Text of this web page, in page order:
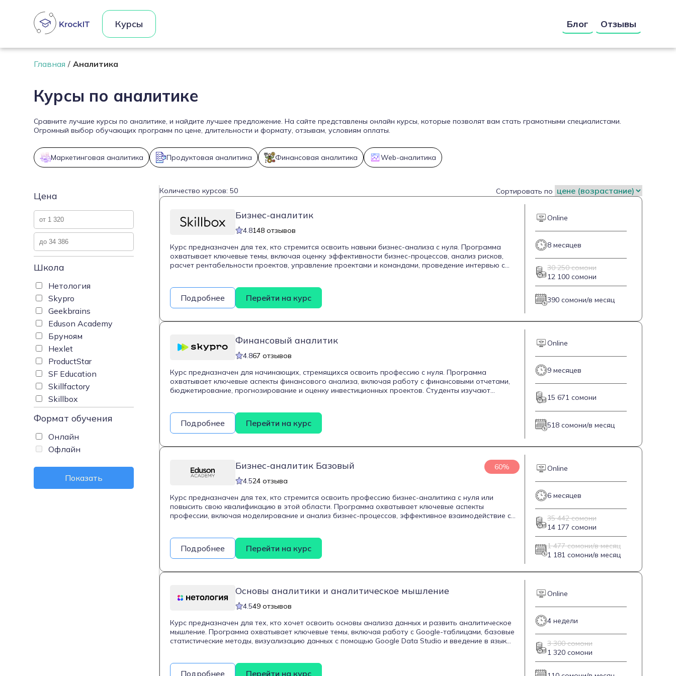
Курсы Блог Отзывы
Главная Аналитика
Курсы по аналитике
Сравните лучшие курсы по аналитике, и найдите лучшее предложение. На сайте представлены онлайн курсы, которые позволят вам стать грамотными специалистами.
Огромный выбор обучающих программ по цене, длительности и формату, отзывам, условиям оплаты.
Маркетинговая аналитика Продуктовая аналитика Финансовая аналитика Web-аналитика
Цена
Школа
Нетология
Skypro
Geekbrains
Eduson Academy
Бруноям
Hexlet
ProductStar
SF Education
Skillfactory
Skillbox
Формат обучения
Онлайн
Офлайн
Показать
Количество курсов: 50 Сортировать по
Бизнес-аналитик
4.8148 отзывов
Курс предназначен для тех, кто стремится освоить навыки бизнес-анализа с нуля. Программа
охватывает ключевые темы, включая оценку эффективности бизнес-процессов, анализ рисков,
расчет рентабельности проектов, управление проектами и командами, проведение интервью с
Google Sheets, выстраивать организационные структуры в Business Studio, решать бизнес-задачи
с помощью SQL и Python, а также создавать отчеты в PowerPoint и Power BI. Курс рассчитан на 4
месяца обучения и включает видеолекции, групповые занятия и воркшопы, а также персональную
обратную связь от кураторов.
Подробнее Перейти на курс
Online
8 месяцев
30 250 сомони
12 100 сомони
390 сомони/в месяц
Финансовый аналитик
4.867 отзывов
Курс предназначен для начинающих, стремящихся освоить профессию с нуля. Программа
охватывает ключевые аспекты финансового анализа, включая работу с финансовыми отчетами,
бюджетирование, прогнозирование и оценку инвестиционных проектов. Студенты изучают
понимание финансовых рынков и подготовку к реальным задачам в сфере финансового анализа.
Подробнее Перейти на курс
Online
9 месяцев
15 671 сомони
518 сомони/в месяц
Бизнес-аналитик Базовый
4.524 отзыва
60%
Курс предназначен для тех, кто стремится освоить профессию бизнес-аналитика с нуля или
повысить свою квалификацию в этой области. Программа охватывает ключевые аспекты
профессии, включая моделирование и анализ бизнес-процессов, эффективное взаимодействие с
практических кейсов с обратной связью. Студентам предоставляется поддержка наставника в
течение 365 дней, а по завершении обучения выдается официальный диплом.
Подробнее Перейти на курс
Online
6 месяцев
35 442 сомони
14 177 сомони
1 477 сомони/в месяц
1 181 сомони/в месяц
Основы аналитики и аналитическое мышление
4.549 отзывов
Курс предназначен для тех, кто хочет освоить основы анализа данных и развить аналитическое
мышление. Программа охватывает ключевые темы, включая работу с Google-таблицами, базовые
статистические методы, визуализацию данных с помощью Google Data Studio и введение в язык
видеозаписи, вебинары, квизы и практические задания. По завершении выдается удостоверение о
Подробнее Перейти на курс
Online
4 недели
3 300 сомони
1 320 сомони